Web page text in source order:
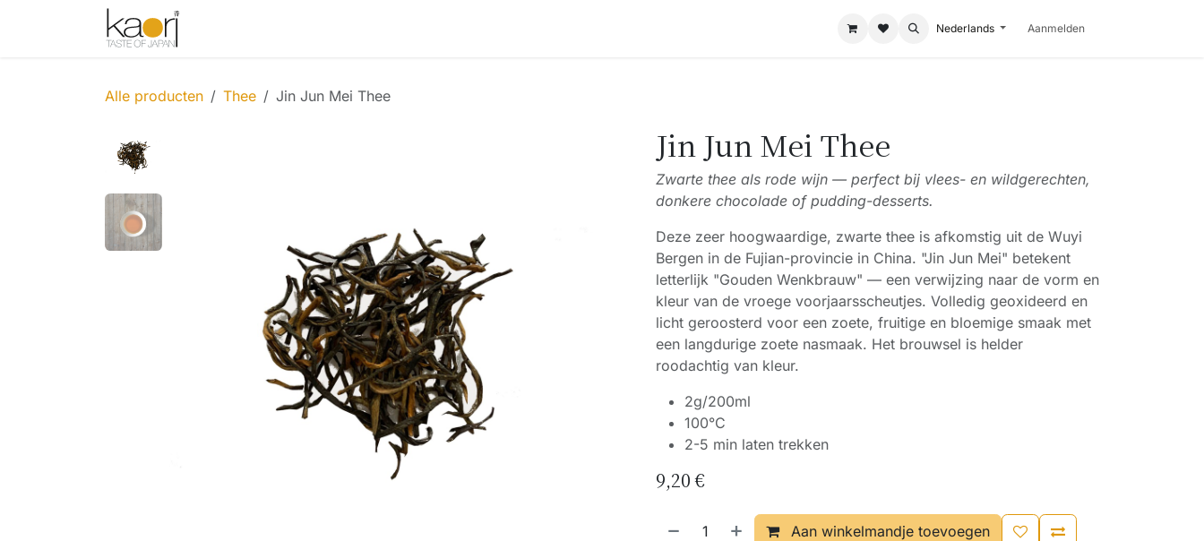
Overslaan naar inhoud
Nederlands Aanmelden
Alle producten Thee Jin Jun Mei Thee
Jin Jun Mei Thee
Zwarte thee als rode wijn — perfect bij vlees- en wildgerechten,
donkere chocolade of pudding-desserts.
Deze zeer hoogwaardige, zwarte thee is afkomstig uit de Wuyi
Bergen in de Fujian-provincie in China. "Jin Jun Mei" betekent
letterlijk "Gouden Wenkbrauw" — een verwijzing naar de vorm en
kleur van de vroege voorjaarsscheutjes. Volledig geoxideerd en
licht geroosterd voor een zoete, fruitige en bloemige smaak met
een langdurige zoete nasmaak. Het brouwsel is helder
roodachtig van kleur.
2g/200ml
100°C
2-5 min laten trekken
9,20€
Aan winkelmandje toevoegen